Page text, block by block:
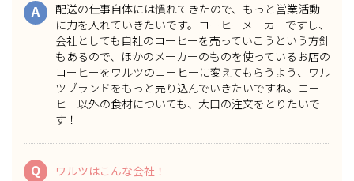
A
配送の仕事自体には慣れてきたので、もっと営業活動
に力を入れていきたいです。コーヒーメーカーですし、
会社としても自社のコーヒーを売っていこうという方針
もあるので、ほかのメーカーのものを使っているお店の
コーヒーをワルツのコーヒーに変えてもらうよう、 ワル
ツブランドをもっと売り込んでいきたいですね。コー
ヒー以外の食材についても、大口の注文をとりたいで
す！
Q ワルツはこんな会社！